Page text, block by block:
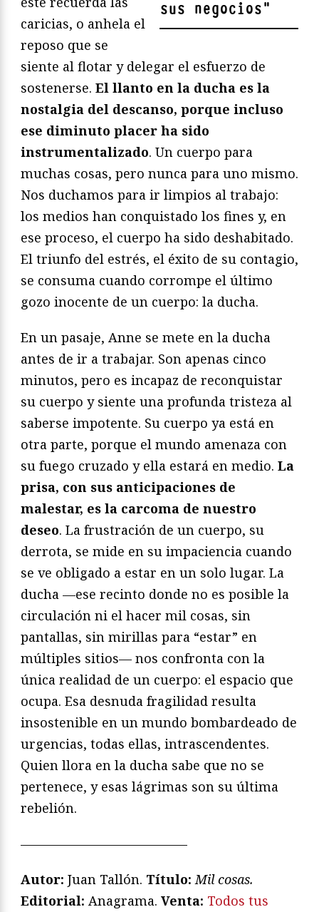
sus negocios"
caricias, o anhela el
reposo que se
siente al flotar y delegar el esfuerzo de
sostenerse. El llanto en la ducha es la
nostalgia del descanso, porque incluso
ese diminuto placer ha sido
instrumentalizado. Un cuerpo para
muchas cosas, pero nunca para uno mismo.
Nos duchamos para ir limpios al trabajo:
los medios han conquistado los fines y, en
ese proceso, el cuerpo ha sido deshabitado.
El triunfo del estrés, el éxito de su contagio,
se consuma cuando corrompe el último
gozo inocente de un cuerpo: la ducha.
En un pasaje, Anne se mete en la ducha
antes de ir a trabajar. Son apenas cinco
minutos, pero es incapaz de reconquistar
su cuerpo y siente una profunda tristeza al
saberse impotente. Su cuerpo ya está en
otra parte, porque el mundo amenaza con
su fuego cruzado y ella estará en medio. La
prisa, con sus anticipaciones de
malestar, es la carcoma de nuestro
deseo. La frustración de un cuerpo, su
derrota, se mide en su impaciencia cuando
se ve obligado a estar en un solo lugar. La
ducha —ese recinto donde no es posible la
circulación ni el hacer mil cosas, sin
pantallas, sin mirillas para “estar” en
múltiples sitios— nos confronta con la
única realidad de un cuerpo: el espacio que
ocupa. Esa desnuda fragilidad resulta
insostenible en un mundo bombardeado de
urgencias, todas ellas, intrascendentes.
Quien llora en la ducha sabe que no se
pertenece, y esas lágrimas son su última
rebelión.
—————————————
Autor: Juan Tallón. Título: Mil cosas.
Editorial: Anagrama. Venta: Todos tus